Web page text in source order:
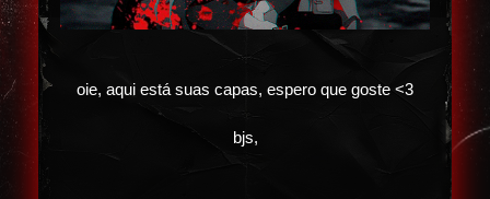
oie, aqui está suas capas, espero que goste <3
bjs,